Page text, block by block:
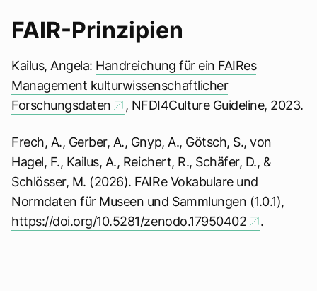
FAIR-Prinzipien
Kailus, Angela: Handreichung für ein FAIRes
Management kulturwissenschaftlicher
Forschungsdaten
, NFDI4Culture Guideline, 2023.
Frech, A., Gerber, A., Gnyp, A., Götsch, S., von
Hagel, F., Kailus, A., Reichert, R., Schäfer, D., &
Schlösser, M. (2026). FAIRe Vokabulare und
Normdaten für Museen und Sammlungen (1.0.1),
https://doi.org/10.5281/zenodo.17950402
.